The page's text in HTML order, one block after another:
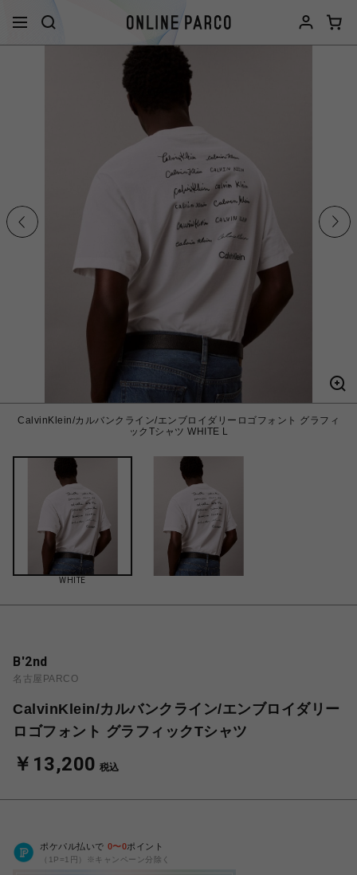
CalvinKlein/カルバンクライン/エンブロイダリーロゴフォント グラフィ
ックTシャツ WHITE L
WHITE
B'2nd
名古屋PARCO
CalvinKlein/カルバンクライン/エンブロイダリー
ロゴフォント グラフィックTシャツ
￥13,200 税込
ポケパル払いで 0〜0ポイント
（1P=1円）※キャンペーン分除く